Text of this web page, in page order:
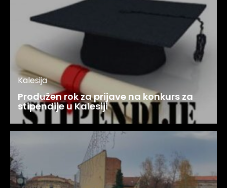
Kalesija
Produžen rok za prijave na konkurs za
stipendije u Kalesiji